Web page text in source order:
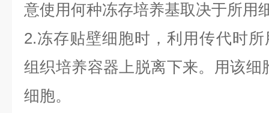
意使用何种冻存培养基取决于所用
2.冻存贴壁细胞时，利用传代时
组织培养容器上脱离下来。用该细
细胞。